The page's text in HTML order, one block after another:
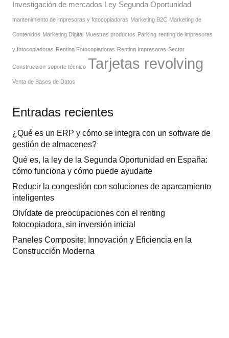
Investigación de mercados Ley Segunda Oportunidad
mantenimiento de impresoras y fotocopiadoras Marketing B2C Marketing de
Contenidos Marketing Digital Muestras productos Parking renting de impresoras
y fotocopiadoras Renting Fotocopiadoras Renting Impresoras Sector
Construccion soporte técnico Tarjetas revolving
Venta de Bases de Datos
Entradas recientes
¿Qué es un ERP y cómo se integra con un software de
gestión de almacenes?
Qué es, la ley de la Segunda Oportunidad en España:
cómo funciona y cómo puede ayudarte
Reducir la congestión con soluciones de aparcamiento
inteligentes
Olvídate de preocupaciones con el renting
fotocopiadora, sin inversión inicial
Paneles Composite: Innovación y Eficiencia en la
Construcción Moderna